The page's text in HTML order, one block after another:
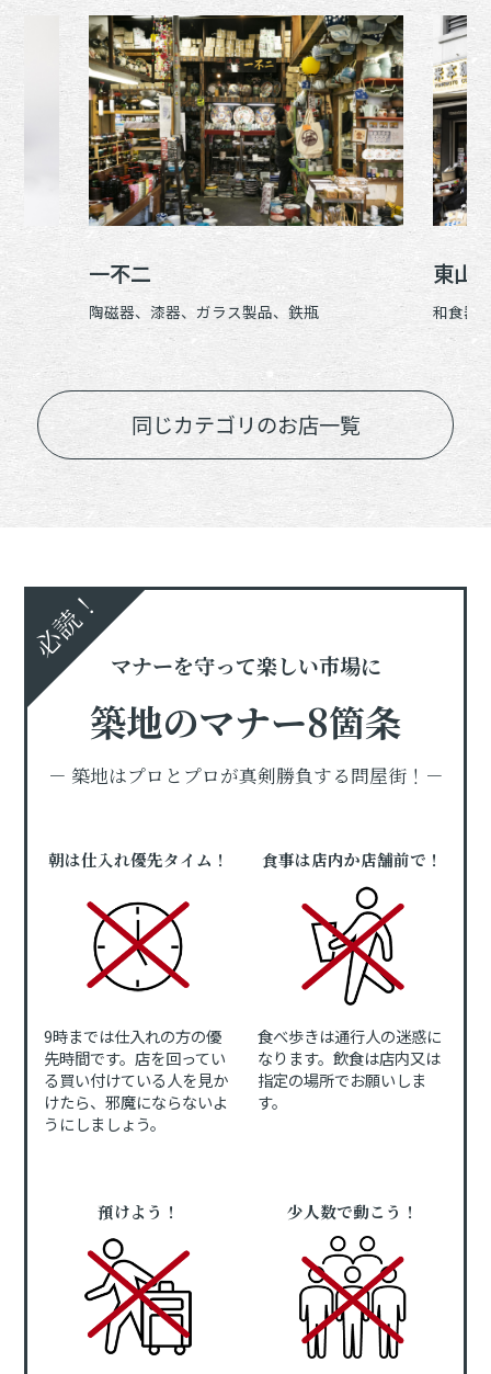
一不二
陶磁器、漆器、ガラス製品、鉄瓶
東山
和食器
同じカテゴリのお店一覧
必読！
マナーを守って楽しい市場に
築地のマナー8箇条
－ 築地はプロとプロが真剣勝負する問屋街！－
朝は仕入れ優先タイム！
9時までは仕入れの方の優
先時間です。店を回ってい
る買い付けている人を見か
けたら、邪魔にならないよ
うにしましょう。
食事は店内か店舗前で！
食べ歩きは通行人の迷惑に
なります。飲食は店内又は
指定の場所でお願いしま
す。
預けよう！ 少人数で動こう！